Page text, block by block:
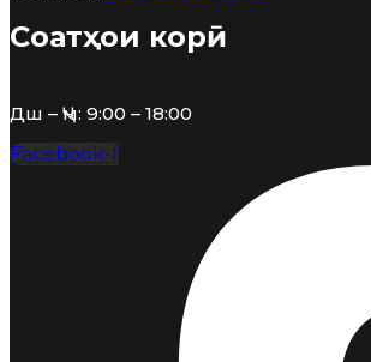
Соатҳои корӣ
Дш – Ҷм: 9:00 – 18:00
Facebook-f